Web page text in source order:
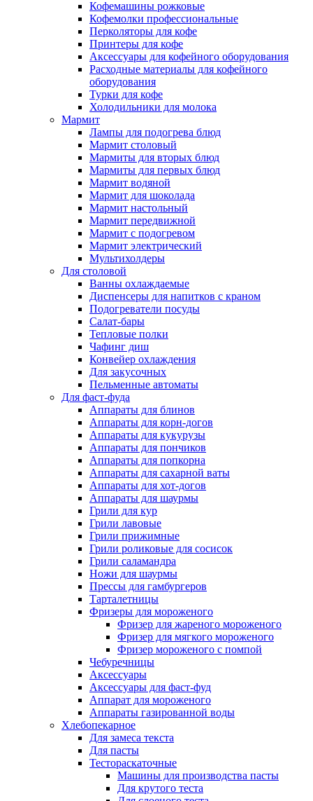
Кофемашины рожковые
Кофемолки профессиональные
Перколяторы для кофе
Принтеры для кофе
Аксессуары для кофейного оборудования
Расходные материалы для кофейного
оборудования
Турки для кофе
Холодильники для молока
Мармит
Лампы для подогрева блюд
Мармит столовый
Мармиты для вторых блюд
Мармиты для первых блюд
Мармит водяной
Мармит для шоколада
Мармит настольный
Мармит передвижной
Мармит с подогревом
Мармит электрический
Мультихолдеры
Для столовой
Ванны охлаждаемые
Диспенсеры для напитков с краном
Подогреватели посуды
Салат-бары
Тепловые полки
Чафинг диш
Конвейер охлаждения
Для закусочных
Пельменные автоматы
Для фаст-фуда
Аппараты для блинов
Аппараты для корн-догов
Аппараты для кукурузы
Аппараты для пончиков
Аппараты для попкорна
Аппараты для сахарной ваты
Аппараты для хот-догов
Аппараты для шаурмы
Грили для кур
Грили лавовые
Грили прижимные
Грили роликовые для сосисок
Грили саламандра
Ножи для шаурмы
Прессы для гамбургеров
Тарталетницы
Фризеры для мороженого
Фризер для жареного мороженого
Фризер для мягкого мороженого
Фризер мороженого с помпой
Чебуречницы
Аксессуары
Аксессуары для фаст-фуд
Аппарат для мороженого
Аппараты газированной воды
Хлебопекарное
Для замеса текста
Для пасты
Тестораскаточные
Машины для производства пасты
Для крутого теста